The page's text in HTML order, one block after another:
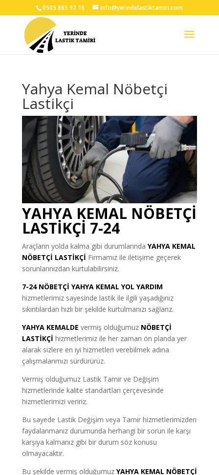
0505 865 92 16 info@yerindelastiktamiri.com
Yahya Kemal Nöbetçi
Lastikçi
YAHYA KEMAL NÖBETÇİ
LASTİKÇİ 7-24
Araçların yolda kalma gibi durumlarında YAHYA KEMAL
NÖBETÇİ LASTİKÇİ Firmamız ile iletişime geçerek
sorunlarınızdan kurtulabilirsiniz.
7-24 NÖBETÇİ YAHYA KEMAL YOL YARDIM
hizmetlerimiz sayesinde lastik ile ilgili yaşadığınız
sıkıntılardan hızlı bir şekilde kurtulmanızı sağlarız.
YAHYA KEMALDE vermiş olduğumuz NÖBETÇİ
LASTİKÇİ hizmetlerimiz ile her zaman ön planda yer
alarak sizlere en iyi hizmetleri verebilmek adına
çalışmalarımızı sürdürürüz.
Vermiş olduğumuz Lastik Tamir ve Değişim
hizmetlerinde kalite standartları çerçevesinde
hizmetlerimizi veririz.
Bu sayede Lastik Değişim veya Tamir hizmetlerimizden
faydalanmanız durumunda herhangi bir sorun ile karşı
karşıya kalmanız gibi bir durum söz konusu
olmayacaktır.
Bu şekilde vermiş olduğumuz YAHYA KEMAL NÖBETÇİ